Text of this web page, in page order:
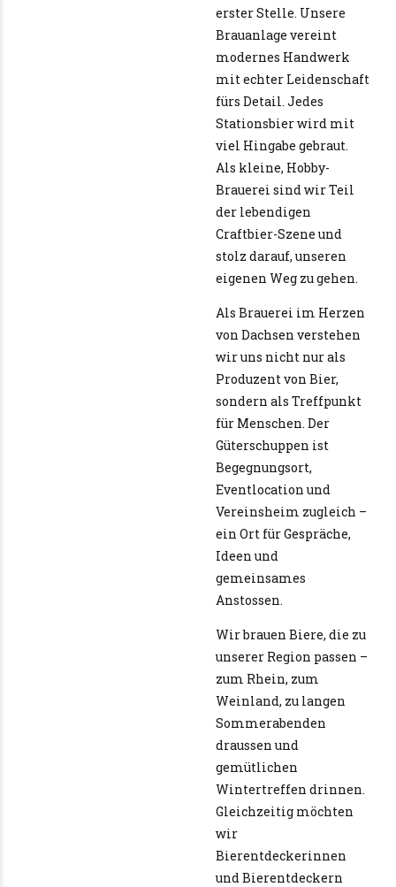
erster Stelle. Unsere
Brauanlage vereint
modernes Handwerk
mit echter Leidenschaft
fürs Detail. Jedes
Stationsbier wird mit
viel Hingabe gebraut.
Als kleine, Hobby-
Brauerei sind wir Teil
der lebendigen
Craftbier-Szene und
stolz darauf, unseren
eigenen Weg zu gehen.
Als Brauerei im Herzen
von Dachsen verstehen
wir uns nicht nur als
Produzent von Bier,
sondern als Treffpunkt
für Menschen. Der
Güterschuppen ist
Begegnungsort,
Eventlocation und
Vereinsheim zugleich –
ein Ort für Gespräche,
Ideen und
gemeinsames
Anstossen.
Wir brauen Biere, die zu
unserer Region passen –
zum Rhein, zum
Weinland, zu langen
Sommerabenden
draussen und
gemütlichen
Wintertreffen drinnen.
Gleichzeitig möchten
wir
Bierentdeckerinnen
und Bierentdeckern